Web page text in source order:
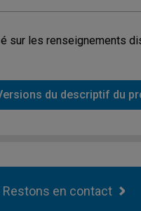
sur les renseignements
du descriptif du
Restons en contact